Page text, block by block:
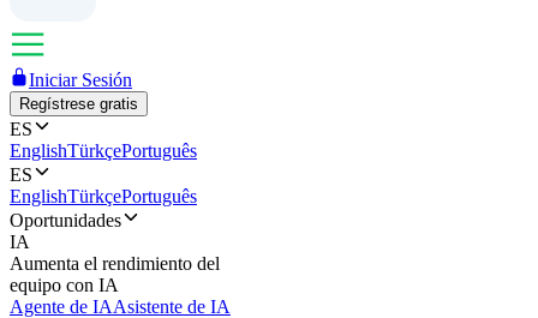
Iniciar Sesión
Regístrese gratis
ES
EnglishTürkçePortuguês
ES
EnglishTürkçePortuguês
Oportunidades
IA
Aumenta el rendimiento del
equipo con IA
Agente de IAAsistente de IA